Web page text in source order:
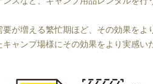
が増える繁忙期ほど、その効果をよ
ャンプ場様にその効果をより実感い